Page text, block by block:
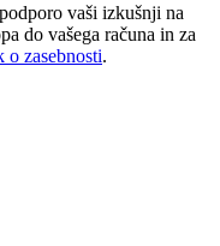
vaši izkušnji na
do vašega računa in za
o zasebnosti.